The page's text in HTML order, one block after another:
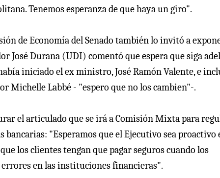
Tenemos esperanza de que haya un giro".
de Economía del Senado también lo invitó a
José Durana (UDI) comentó que espera que siga
iniciado el ex ministro, José Ramón Valente, e
Michelle Labbé - "espero que no los cambien"-.
el articulado que se irá a Comisión Mixta para
bancarias: "Esperamos que el Ejecutivo sea proactivo
los clientes tengan que pagar seguros cuando los
en las instituciones financieras".